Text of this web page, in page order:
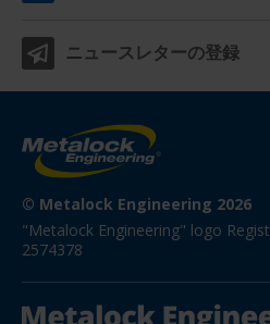
ニュースレターの登録
© Metalock Engineering 2026
"Metalock Engineering" logo
2574378